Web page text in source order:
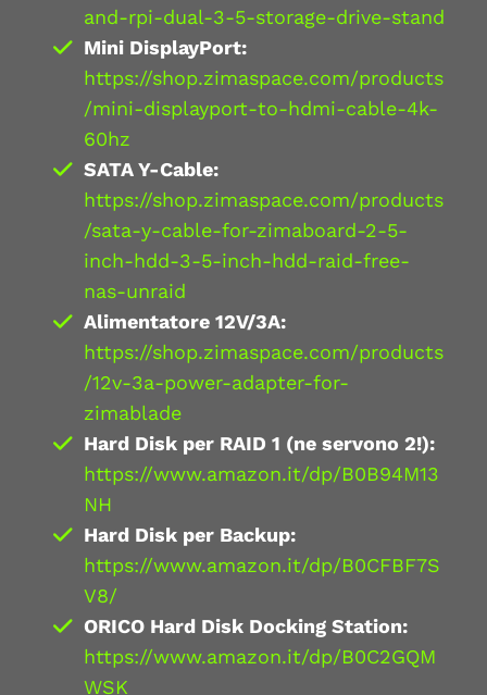
and-rpi-dual-3-5-storage-drive-stand
Mini DisplayPort:
https://shop.zimaspace.com/products
/mini-displayport-to-hdmi-cable-4k-
60hz
SATA Y-Cable:
https://shop.zimaspace.com/products
/sata-y-cable-for-zimaboard-2-5-
inch-hdd-3-5-inch-hdd-raid-free-
nas-unraid
Alimentatore 12V/3A:
https://shop.zimaspace.com/products
/12v-3a-power-adapter-for-
zimablade
Hard Disk per RAID 1 (ne servono 2!):
https://www.amazon.it/dp/B0B94M13
NH
Hard Disk per Backup:
https://www.amazon.it/dp/B0CFBF7S
V8/
ORICO Hard Disk Docking Station:
https://www.amazon.it/dp/B0C2GQM
WSK